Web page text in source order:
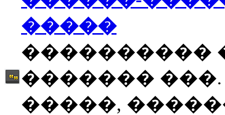
�����
����������
������� ���.
�����,